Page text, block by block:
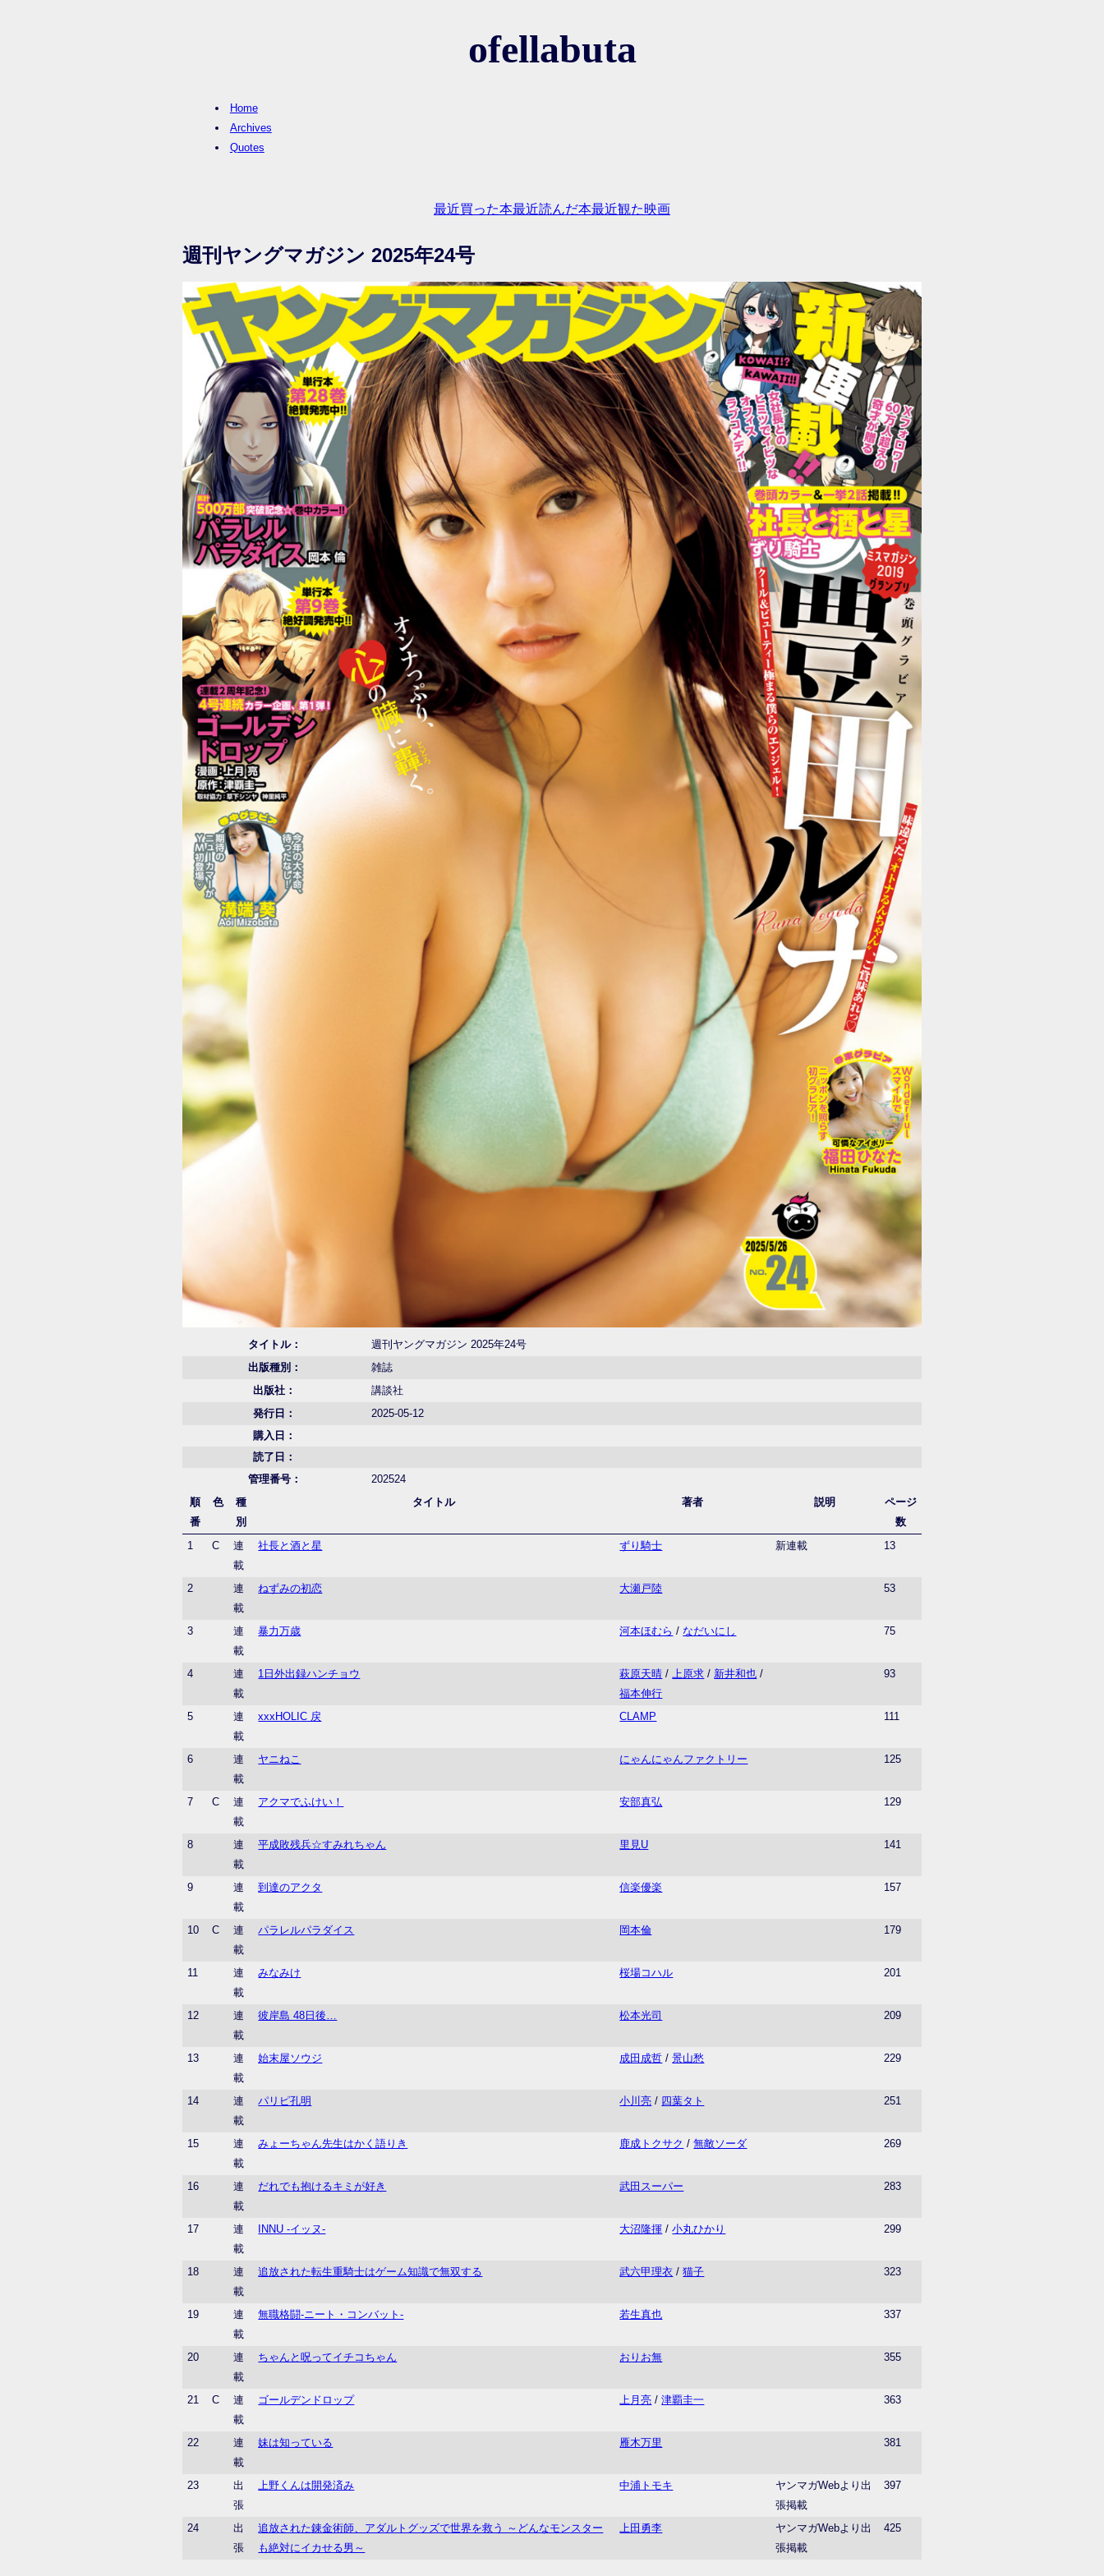
ofellabuta
Home
Archives
Quotes
最近買った本最近読んだ本最近観た映画
週刊ヤングマガジン 2025年24号
タイトル：
週刊ヤングマガジン 2025年24号
出版種別：
雑誌
出版社：
講談社
発行日：
2025-05-12
購入日：
読了日：
管理番号：
202524
順
番
色
種
別
タイトル 著者 説明
ページ
数
1
C
連
載
社長と酒と星 ずり騎士 新連載 13
2
連
載
ねずみの初恋 大瀬戸陸 53
3
連
載
暴力万歳 河本ほむら / なだいにし 75
4
連
載
1日外出録ハンチョウ 萩原天晴 / 上原求 / 新井和也 /
福本伸行
93
5
連
載
xxxHOLIC 戻 CLAMP 111
6
連
載
ヤニねこ にゃんにゃんファクトリー 125
7 C
連
載
アクマでふけい！ 安部真弘 129
8
連
載
平成敗残兵☆すみれちゃん 里見U 141
9
連
載
到達のアクタ 信楽優楽 157
10 C
連
載
パラレルパラダイス 岡本倫 179
11
連
載
みなみけ 桜場コハル 201
12
連
載
彼岸島 48日後… 松本光司 209
13
連
載
始末屋ソウジ 成田成哲 /景山愁 229
14
連
載
パリピ孔明 小川亮 / 四葉タト 251
15
連
載
みょーちゃん先生はかく語りき 鹿成トクサク /無敵ソーダ 269
16
連
載
だれでも抱けるキミが好き 武田スーパー 283
17
連
載
INNU -イッヌ- 大沼隆揮 /小丸ひかり 299
18
連
載
追放された転生重騎士はゲーム知識で無双する 武六甲理衣 /猫子 323
19
連
載
無職格闘-ニート・コンバット- 若生真也 337
20
連
載
ちゃんと呪ってイチコちゃん おりお無 355
21 C
連
載
ゴールデンドロップ 上月亮 /津覇圭一 363
22
連
載
妹は知っている 雁木万里 381
23
出
張
上野くんは開発済み 中浦トモキ
ヤンマガWebより出
張掲載
397
24
出
張
追放された錬金術師、アダルトグッズで世界を救う ～どんなモンスター
も絶対にイカせる男～
上田勇李
ヤンマガWebより出
張掲載
425